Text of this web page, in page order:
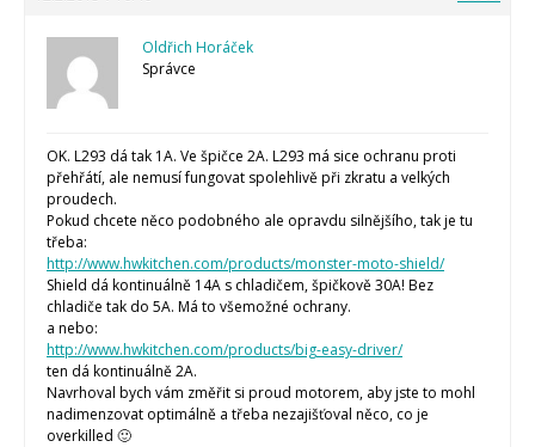
Oldřich Horáček
Správce
OK. L293 dá tak 1A. Ve špičce 2A. L293 má sice ochranu proti
přehřátí, ale nemusí fungovat spolehlivě při zkratu a velkých
proudech.
Pokud chcete něco podobného ale opravdu silnějšího, tak je tu
třeba:
http://www.hwkitchen.com/products/monster-moto-shield/
Shield dá kontinuálně 14A s chladičem, špičkově 30A! Bez
chladiče tak do 5A. Má to všemožné ochrany.
a nebo:
http://www.hwkitchen.com/products/big-easy-driver/
ten dá kontinuálně 2A.
Navrhoval bych vám změřit si proud motorem, aby jste to mohl
nadimenzovat optimálně a třeba nezajišťoval něco, co je
overkilled 🙂